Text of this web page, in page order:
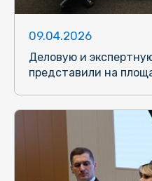
09.04.2026
Деловую и
представили на